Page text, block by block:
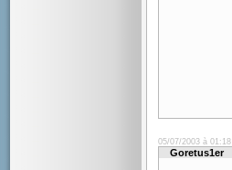
05/07/2003 à 01:18
Goretus1er